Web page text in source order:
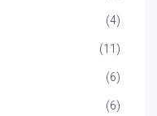
(4)
(11)
(6)
(6)